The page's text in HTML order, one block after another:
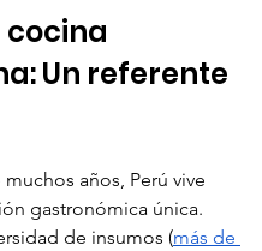
cocina
Un referente
años, Perú vive
gastronómica única.
de insumos (más de